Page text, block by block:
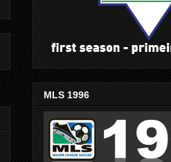
MLS 1996